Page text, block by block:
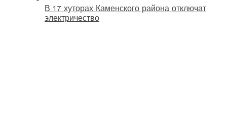
В 17 хуторах Каменского района отключат
электричество